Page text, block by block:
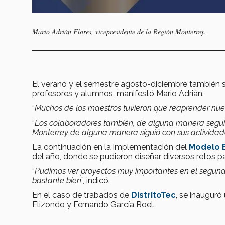
Mario Adrián Flores, vicepresidente de la Región Monterrey.
El verano y el semestre agosto-diciembre también
profesores y alumnos, manifestó Mario Adrián.
“Muchos de los maestros tuvieron que reaprender
“Los colaboradores también, de alguna manera
Monterrey de alguna manera siguió con sus
La continuación en la implementación del Modelo
del año, donde se pudieron diseñar diversos retos
“Pudimos ver proyectos muy importantes en el
bastante bien”, indicó.
En el caso de trabados de DistritoTec , se inauguró
Elizondo y Fernando García Roel.